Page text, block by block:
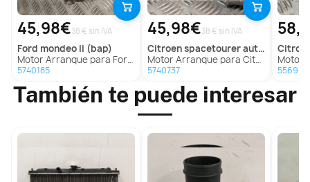
45,98€38 € sin IVA
ford mondeo ii (bap)
Motor Arranque para Ford Mondeo Ii (Bap)
5740185
45,98€38 € sin IVA
citroenspacetourer autobus (v_)
Motor Arranque para Citroën Spacetourer Autobus (V_)
5740737
Motor
También te puede interesar